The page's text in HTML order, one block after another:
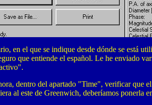
en el que se indique desde dónde se está
que entiende el español. Le he enviado
dentro del apartado "Time", verificar que
al este de Greenwich, deberíamos ponerla